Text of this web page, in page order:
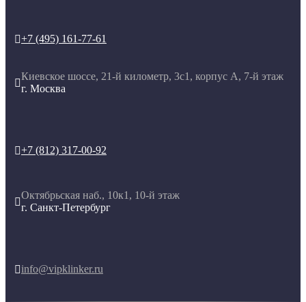
+7 (495) 161-77-61

Киевское шоссе, 21-й километр, 3с1, корпус А, 7-й этаж
г. Москва
+7 (812) 317-00-92

Октябрьская наб., 10к1, 10-й этаж
г. Санкт-Петербург
info@vipklinker.ru